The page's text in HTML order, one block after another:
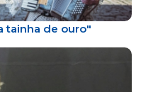
tainha de ouro"